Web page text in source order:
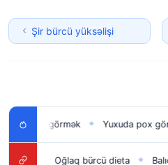
Şir bürcü yüksəlişi
uşağı görmək ◆ Yuxuda pox
Oğlaq bürcü dieta ◆